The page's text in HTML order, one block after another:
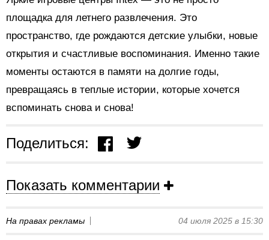
площадка для летнего развлечения. Это
пространство, где рождаются детские улыбки, новые
открытия и счастливые воспоминания. Именно такие
моменты остаются в памяти на долгие годы,
превращаясь в теплые истории, которые хочется
вспоминать снова и снова!
Поделиться:
Показать комментарии
На правах рекламы 04 июля 2025 в 15:30